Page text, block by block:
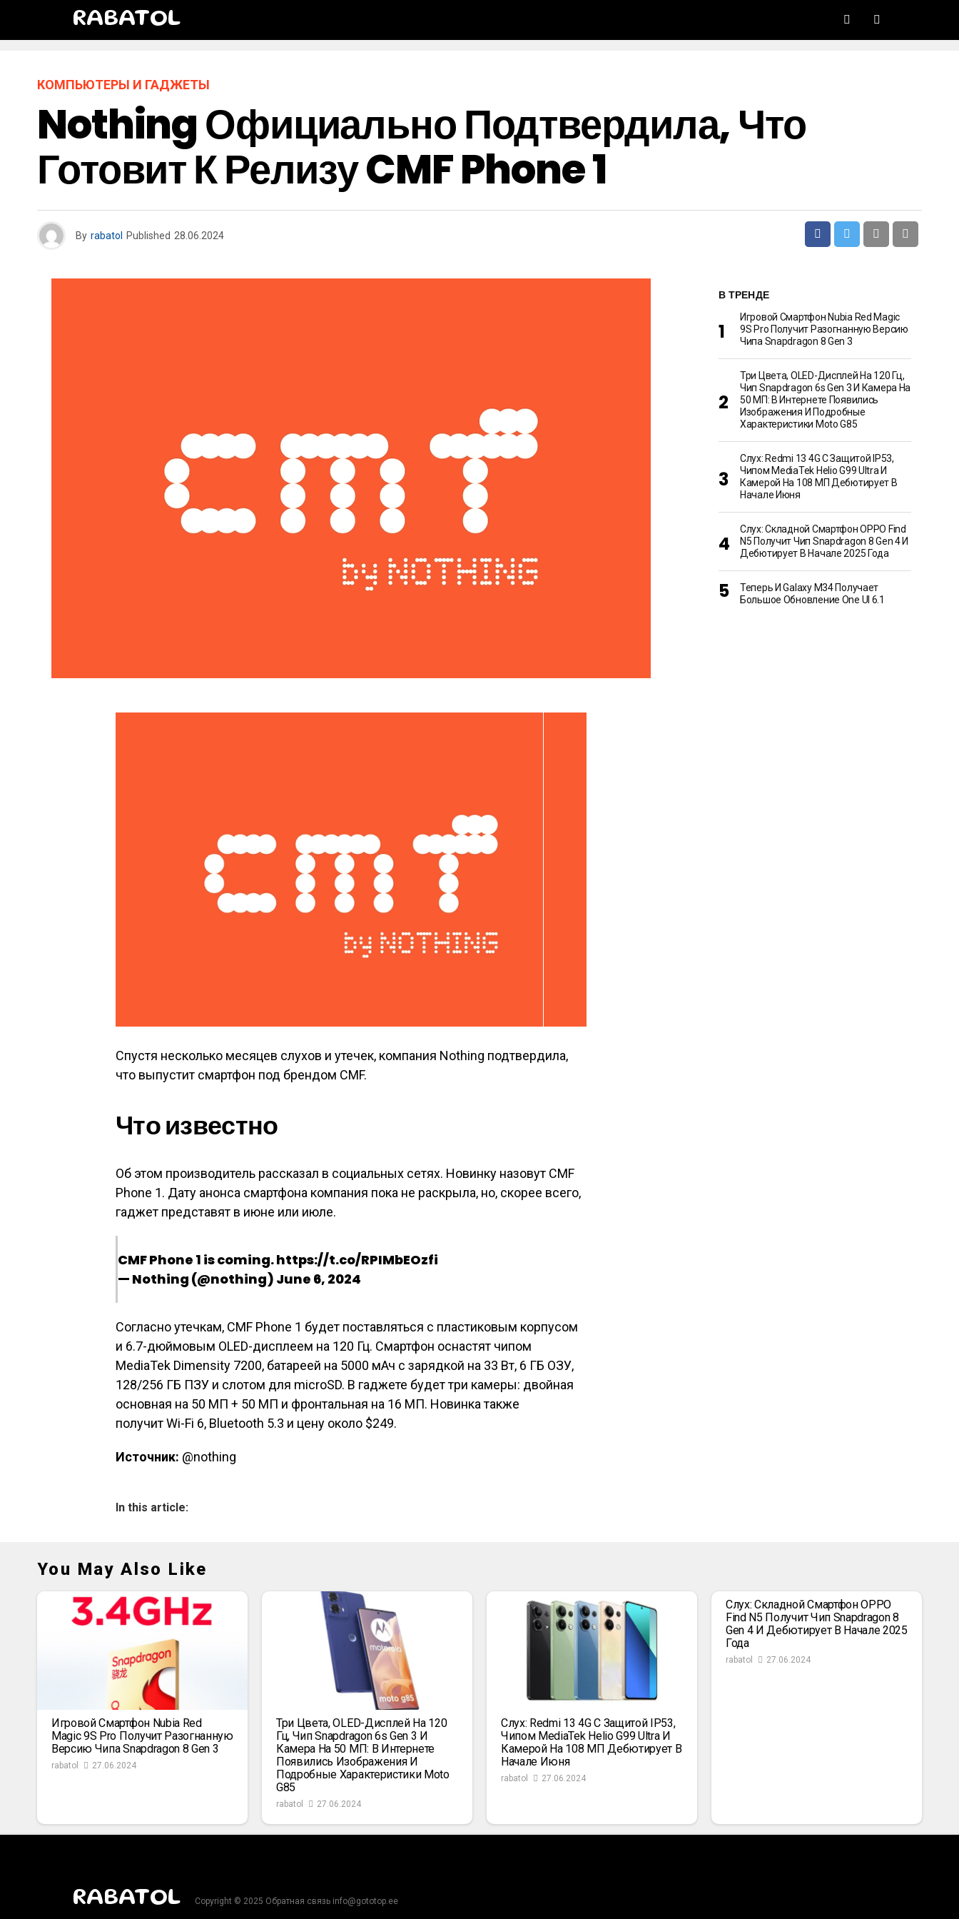
RABATOL
КОМПЬЮТЕРЫ И ГАДЖЕТЫ
Nothing Официально Подтвердила, Что
Готовит К Релизу CMF Phone 1
By rabatol Published 28.06.2024
Спустя несколько месяцев слухов и утечек, компания Nothing подтвердила,
что выпустит смартфон под брендом CMF.
Что известно
Об этом производитель рассказал в социальных сетях. Новинку назовут CMF
Phone 1. Дату анонса смартфона компания пока не раскрыла, но, скорее всего,
гаджет представят в июне или июле.
CMF Phone 1 is coming. https://t.co/RPIMbEOzfi
— Nothing (@nothing) June 6, 2024
Согласно утечкам, CMF Phone 1 будет поставляться с пластиковым корпусом
и 6.7-дюймовым OLED-дисплеем на 120 Гц. Смартфон оснастят чипом
MediaTek Dimensity 7200, батареей на 5000 мАч с зарядкой на 33 Вт, 6 ГБ ОЗУ,
128/256 ГБ ПЗУ и слотом для microSD. В гаджете будет три камеры: двойная
основная на 50 МП + 50 МП и фронтальная на 16 МП. Новинка также
получит Wi-Fi 6, Bluetooth 5.3 и цену около $249.
Источник: @nothing
In this article:
В ТРЕНДЕ
Игровой Смартфон Nubia Red Magic
9S Pro Получит Разогнанную Версию
Чипа Snapdragon 8 Gen 3
Три Цвета, OLED-Дисплей На 120 Гц,
Чип Snapdragon 6s Gen 3 И Камера На
50 МП: В Интернете Появились
Изображения И Подробные
Характеристики Moto G85
Слух: Redmi 13 4G С Защитой IP53,
Чипом MediaTek Helio G99 Ultra И
Камерой На 108 МП Дебютирует В
Начале Июня
Слух: Складной Смартфон OPPO Find
N5 Получит Чип Snapdragon 8 Gen 4 И
Дебютирует В Начале 2025 Года
Теперь И Galaxy M34 Получает
Большое Обновление One UI 6.1
You May Also Like
Игровой Смартфон Nubia Red
Magic 9S Pro Получит Разогнанную
Версию Чипа Snapdragon 8 Gen 3
rabatol 27.06.2024
Три Цвета, OLED-Дисплей На 120
Гц, Чип Snapdragon 6s Gen 3 И
Камера На 50 МП: В Интернете
Появились Изображения И
Подробные Характеристики Moto
G85
rabatol 27.06.2024
Слух: Redmi 13 4G С Защитой IP53,
Чипом MediaTek Helio G99 Ultra И
Камерой На 108 МП Дебютирует В
Начале Июня
rabatol 27.06.2024
Слух: Складной Смартфон OPPO
Find N5 Получит Чип Snapdragon 8
Gen 4 И Дебютирует В Начале 2025
Года
rabatol 27.06.2024
RABATOL Copyright © 2025 Обратная связь info@gototop.ee